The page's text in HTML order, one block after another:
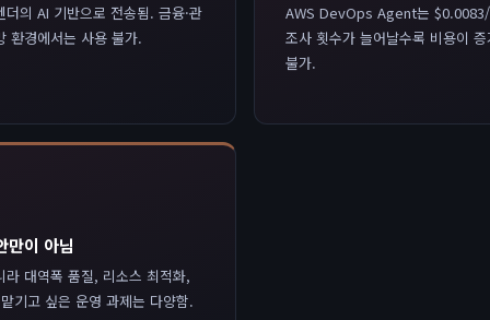
의 AI 기반으로 전송됨. 금융·관
환경에서는 사용 불가.
AWS DevOps Agent는
조사 횟수가 늘어날수록 비용이
불가.
만이 아님
라 대역폭 품질, 리소스 최적화,
기고 싶은 운영 과제는 다양함.